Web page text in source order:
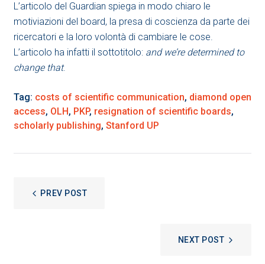
L’articolo del Guardian spiega in modo chiaro le
motiviazioni del board, la presa di coscienza da parte dei
ricercatori e la loro volontà di cambiare le cose.
L’articolo ha infatti il sottotitolo: and we’re determined to
change that.
Tag: costs of scientific communication, diamond open
access, OLH, PKP, resignation of scientific boards,
scholarly publishing, Stanford UP
ARTICOLI
PREV POST
NEXT POST